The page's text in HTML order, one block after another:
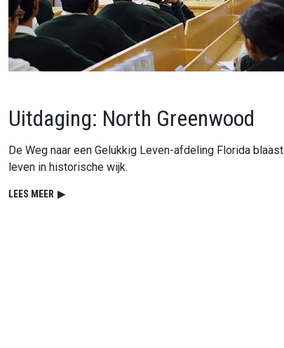
Uitdaging: North Greenwood
De Weg naar een Gelukkig Leven-afdeling Florida blaast
leven in historische wijk.
LEES MEER ▶